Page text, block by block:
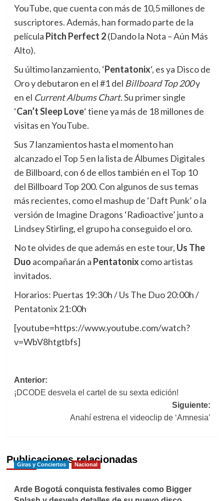
YouTube, que cuenta con más de 10,5 millones de
suscriptores. Además, han formado parte de la
película Pitch Perfect 2(Dando la Nota – Aún Más
Alto).
Su último lanzamiento, ‘Pentatonix‘, es ya Disco de
Oro y debutaron en el #1 del Billboard Top 200y
en el Current Albums Chart. Su primer single
‘Can’t Sleep Love‘ tiene ya más de 18 millones de
visitas en YouTube.
Sus 7 lanzamientos hasta el momento han
alcanzado el Top 5 en la lista de Álbumes Digitales
de Billboard, con 6 de ellos también en el Top 10
del Billboard Top 200. Con algunos de sus temas
más recientes, como el mashup de ‘Daft Punk’ o la
versión de Imagine Dragons ‘Radioactive’ junto a
Lindsey Stirling, el grupo ha conseguido el oro.
No te olvides de que además en este tour, Us The
Duo acompañarán a Pentatonix como artistas
invitados.
Horarios: Puertas 19:30h / Us The Duo 20:00h /
Pentatonix 21:00h
[youtube=https://www.youtube.com/watch?
v=WbV8htgtbfs]
Navegación
de
entradas
Anterior:
¡DCODE desvela el cartel de su sexta edición!
Siguiente:
Anahí estrena el videoclip de ‘Amnesia’
Publicaciones relacionadas
Giras y Conciertos Nacional
Arde Bogotá conquista festivales como Bigger